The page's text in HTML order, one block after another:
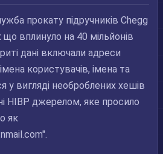
прокату підручників Chegg
вплинуло на 40 мільйонів
дані включали адреси
користувачів, імена та
у вигляді необроблених хешів
HIBP джерелом, яке просило
як
".